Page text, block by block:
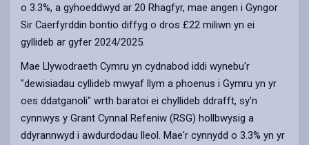
o 3.3%, a gyhoeddwyd ar 20 Rhagfyr, mae angen i Gyngor
Sir Caerfyrddin bontio diffyg o dros £22 miliwn yn ei
gyllideb ar gyfer 2024/2025.
Mae Llywodraeth Cymru yn cydnabod iddi wynebu'r
"dewisiadau cyllideb mwyaf llym a phoenus i Gymru yn yr
oes ddatganoli" wrth baratoi ei chyllideb ddrafft, sy'n
cynnwys y Grant Cynnal Refeniw (RSG) hollbwysig a
ddyrannwyd i awdurdodau lleol. Mae'r cynnydd o 3.3% yn yr